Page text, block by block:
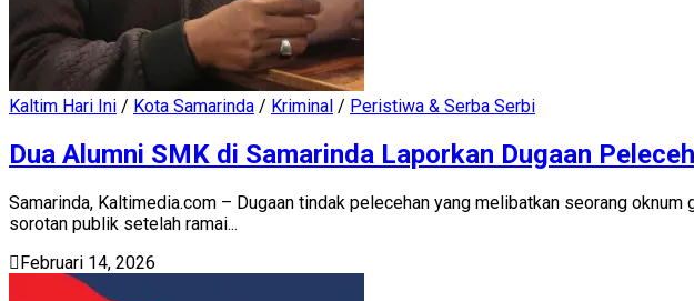
Kaltim Hari Ini / Kota Samarinda / Kriminal / Peristiwa & Serba Serbi
Dua Alumni SMK di Samarinda Laporkan Dugaan
Samarinda, Kaltimedia.com – Dugaan tindak pelecehan yang melibatkan seorang
sorotan publik setelah ramai...
Februari 14, 2026